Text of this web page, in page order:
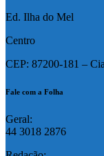
Ed. Ilha do Mel
Centro
CEP: 87200-181 –
Fale com a Folha
Geral:
44 3018 2876